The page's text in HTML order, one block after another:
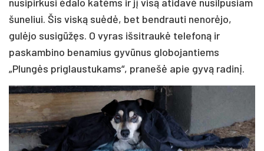
nusipirkusi ėdalo katėms ir jį visą atidavė nusilpusiam
šuneliui. Šis viską suėdė, bet bendrauti nenorėjo,
gulėjo susigūžęs. O vyras išsitraukė telefoną ir
paskambino benamius gyvūnus globojantiems
„Plungės priglaustukams“, pranešė apie gyvą radinį.